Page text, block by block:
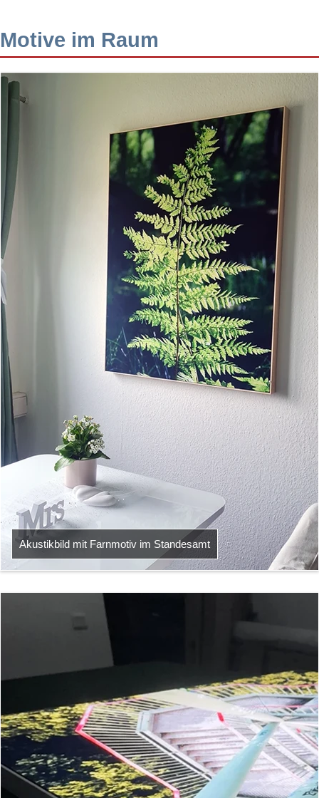
Motive im Raum
Akustikbild mit Farnmotiv im Standesamt